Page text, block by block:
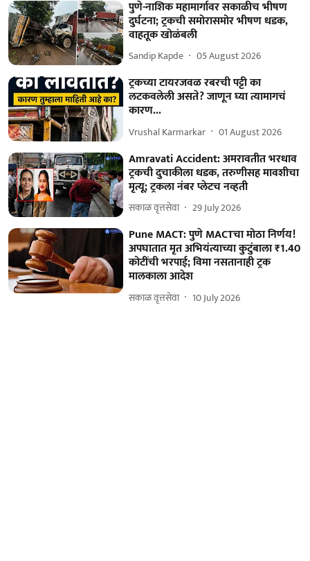
पुणे-नाशिक महामार्गावर सकाळीच भीषण
दुर्घटना; ट्रकची समोरासमोर भीषण धडक,
वाहतूक खोळंबली
Sandip Kapde 05 August 2026
ट्रकच्या टायरजवळ रबरची पट्टी का
लटकवलेली असते? जाणून घ्या त्यामागचं
कारण...
Vrushal Karmarkar 01 August 2026
Amravati Accident: अमरावतीत भरधाव
ट्रकची दुचाकीला धडक, तरुणीसह मावशीचा
मृत्यू; ट्रकला नंबर प्लेटच नव्हती
सकाळ वृत्तसेवा 29 July 2026
Pune MACT: पुणे MACTचा मोठा निर्णय!
अपघातात मृत अभियंत्याच्या कुटुंबाला ₹1.40
कोटींची भरपाई; विमा नसतानाही ट्रक
मालकाला आदेश
सकाळ वृत्तसेवा 10 July 2026